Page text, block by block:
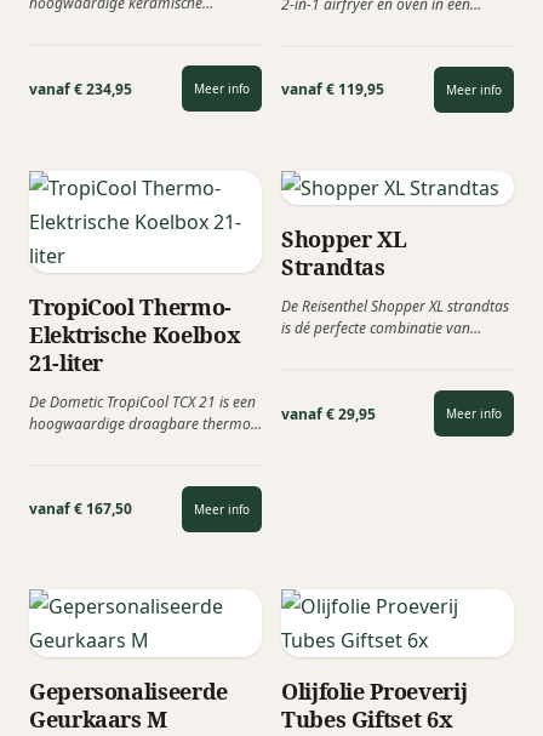
vanaf € 234,95 Meer info vanaf € 119,95 Meer info
TropiCool Thermo-
Elektrische Koelbox
21-liter
De Dometic TropiCool TCX 21 is een
hoogwaardige draagbare thermo-
vanaf € 167,50 Meer info
Shopper XL
Strandtas
De Reisenthel Shopper XL strandtas
is dé perfecte combinatie van
vanaf € 29,95 Meer info
Gepersonaliseerde
Geurkaars M
Olijfolie Proeverij
Tubes Giftset 6x